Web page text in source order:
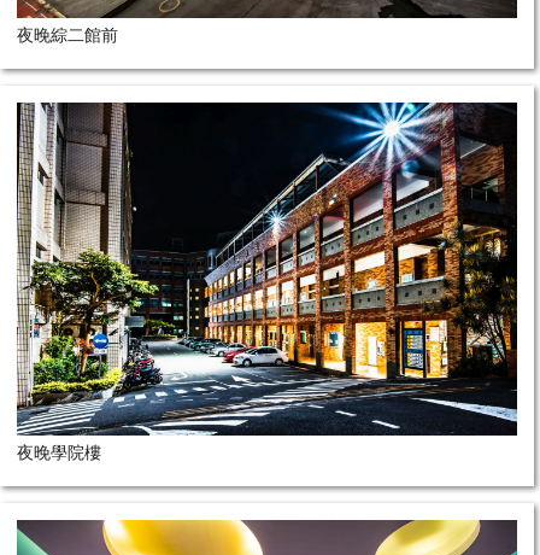
夜晚綜二館前
夜晚學院樓